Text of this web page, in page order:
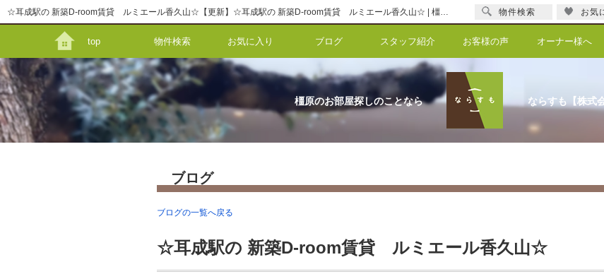
☆耳成駅の 新築D-room賃貸 ルミエール香久山☆【更新】☆耳成駅の 新築D-room賃貸 ルミエール香久山☆ | 橿原の賃貸のことならならすも【株式会社shinka】
top 物件検索 お気に入り ブログ スタッフ紹介 お客様の声 オーナー様へ
橿原のお部屋探しのことなら ならすも【株式
ブログ
ブログの一覧へ戻る
☆耳成駅の 新築D-room賃貸 ルミエール香久山☆
物件検索 お気